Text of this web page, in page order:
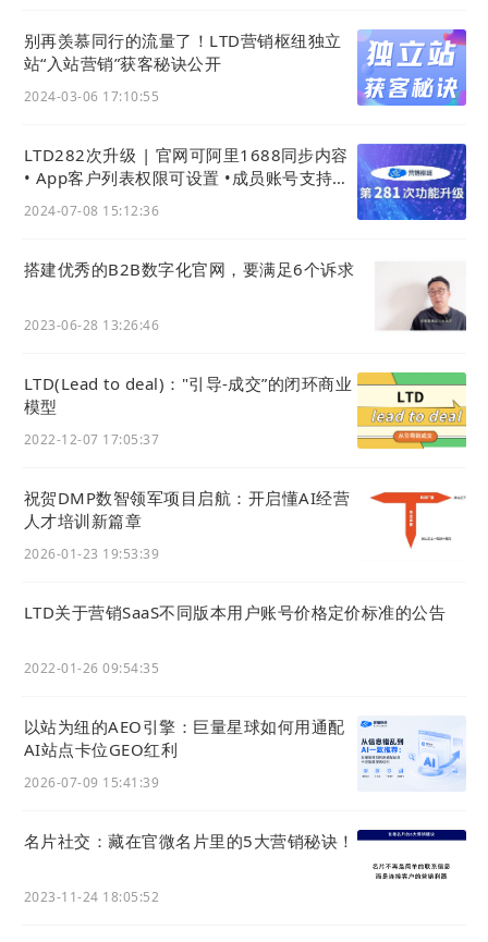
别再羡慕同行的流量了！LTD营销枢纽独立
站“入站营销”获客秘诀公开
2024-03-06 17:10:55
LTD282次升级 | 官网可阿里1688同步内容
• App客户列表权限可设置 •成员账号支持海
2024-07-08 15:12:36
搭建优秀的B2B数字化官网，要满足6个诉求
2023-06-28 13:26:46
LTD(Lead to deal)："引导-成交”的闭环商业
模型
2022-12-07 17:05:37
祝贺DMP数智领军项目启航：开启懂AI经营
人才培训新篇章
2026-01-23 19:53:39
LTD关于营销SaaS不同版本用户账号价格定价标准的公告
2022-01-26 09:54:35
以站为纽的AEO引擎：巨量星球如何用通配
AI站点卡位GEO红利
2026-07-09 15:41:39
名片社交：藏在官微名片里的5大营销秘诀！
2023-11-24 18:05:52